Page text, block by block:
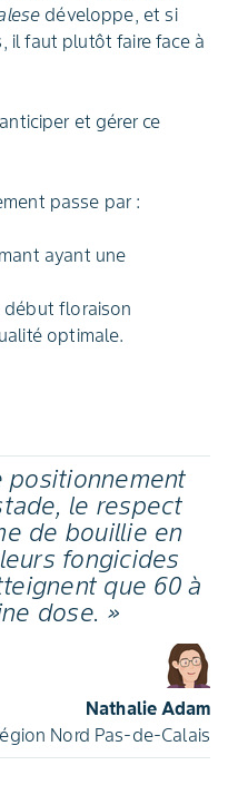
développe, et si
il faut plutôt faire face à
et gérer ce
passe par :
ayant une
floraison
optimale.
positionnement
le respect
de bouillie en
fongicides
que 60 à
dose. »
Nathalie Adam
Nord Pas-de-Calais